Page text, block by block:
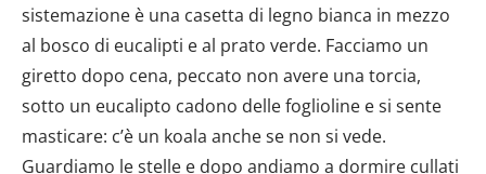
sistemazione è una casetta di legno bianca in mezzo
al bosco di eucalipti e al prato verde. Facciamo un
giretto dopo cena, peccato non avere una torcia,
sotto un eucalipto cadono delle foglioline e si sente
masticare: c’è un koala anche se non si vede.
Guardiamo le stelle e dopo andiamo a dormire cullati